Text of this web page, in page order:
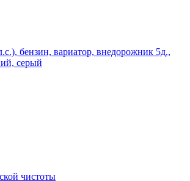
бензин, вариатор, внедорожник 5д.,
серый
чистоты